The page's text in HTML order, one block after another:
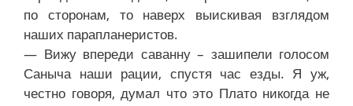
по сторонам, то наверх выискивая взглядом
наших парапланеристов.
— Вижу впереди саванну – зашипели голосом
Саныча наши рации, спустя час езды. Я уж,
честно говоря, думал что это Плато никогда не